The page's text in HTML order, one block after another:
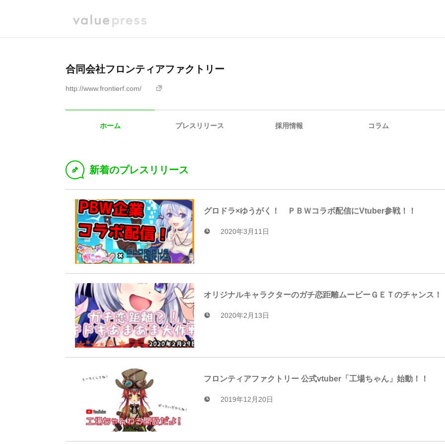
合同会社フロンティアファクトリー
http://www.frontierf.com/
ホーム プレスリリース 採用情報 コラム
D 新着のプレスリリース
グロドラ×ゆうがく！ ＰＢＷコラボ配信にVtuber参戦！！
2020年3月11日
オリジナルキャラクターのガチ恋距離ムービーＧＥＴのチャンス！
2020年2月13日
フロンティアファクトリー 公式vtuber「工場ちゃん」始動！！
2019年12月20日